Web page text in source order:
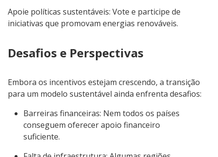
Apoie políticas sustentáveis: Vote e participe de
iniciativas que promovam energias renováveis.
Desafios e Perspectivas
Embora os incentivos estejam crescendo, a transição
para um modelo sustentável ainda enfrenta desafios:
Barreiras financeiras: Nem todos os países
conseguem oferecer apoio financeiro
suficiente.